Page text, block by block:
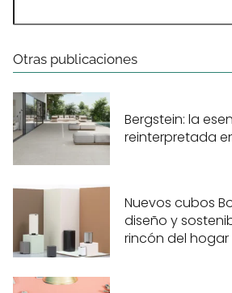
Otras publicaciones
Bergstein: la
reinterpretada
Nuevos cubos
diseño y
rincón del hogar